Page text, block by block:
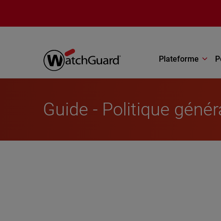
Plateforme
Guide - Politique